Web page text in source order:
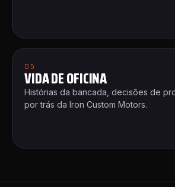
05
VIDA DE OFICINA
Histórias da bancada, decisões de
por trás da Iron Custom Motors.